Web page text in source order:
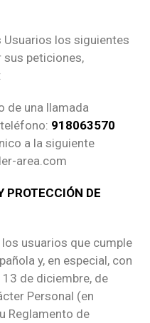
Usuarios los siguientes
peticiones,
de una llamada
918063570
a la siguiente
area.com
PROTECCIÓN DE
usuarios que cumple
y, en especial, con
de diciembre, de
Personal (en
Reglamento de